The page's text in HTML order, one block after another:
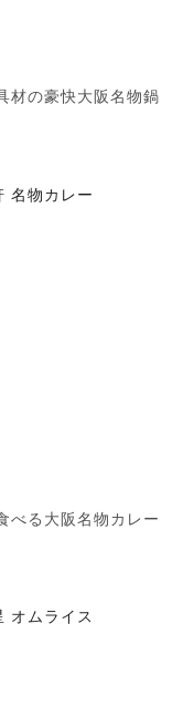
材の豪快大阪名物鍋
名物カレー
べる大阪名物カレー
オムライス